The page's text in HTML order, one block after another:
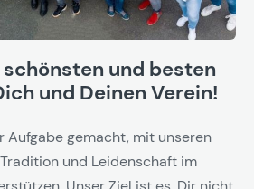
und besten
und Deinen Verein!
Aufgabe gemacht, mit unseren
und Leidenschaft im